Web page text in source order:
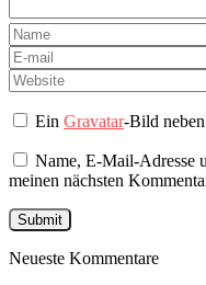
EinGravatar-Bild
Name, E-Mail-Adresse
meinen nächsten
Neueste Kommentare